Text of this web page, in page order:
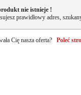
nie istnieje !
prawidłowy adres,
Cię nasza oferta? Poleć